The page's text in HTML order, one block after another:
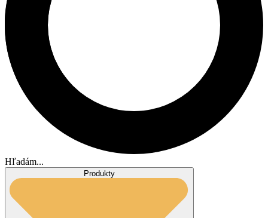
Hľadám...
Produkty